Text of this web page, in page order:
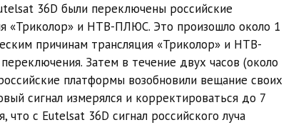
36D были переключены российские
«Триколор» и НТВ-ПЛЮС. Это произошло около 1
причинам трансляция «Триколор» и НТВ-
Затем в течение двух часов (около
платформы возобновили вещание своих
сигнал измерялся и корректироваться до 7
с Eutelsat 36D сигнал российского луча